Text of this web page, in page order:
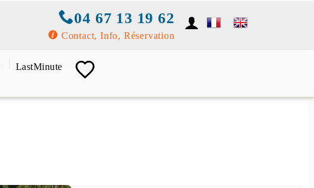
04 67 13 19 62
Contact, Info, Réservation
LastMinute